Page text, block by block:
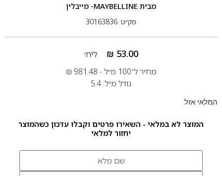
מבית MAYBELLINE- מייבלין
מק״ט: 30163836
₪ 53.00
ליח׳
מחיר ל־100 מ״ל -
₪ 981.48
גודל מ״ל: 5.4
המלאי אזל
המוצר לא במלאי - השאירו פרטים וקבלו עדכון כשהמוצר
יחזור למלאי